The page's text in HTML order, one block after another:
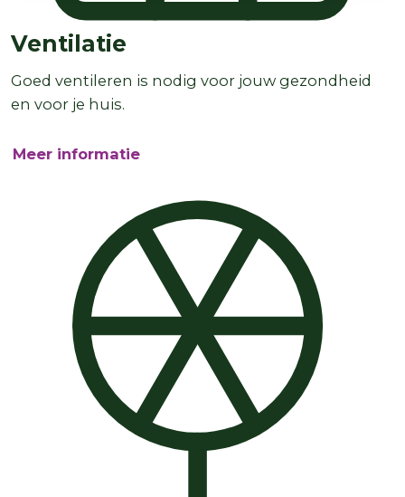
Ventilatie
Goed ventileren is nodig voor jouw gezondheid
en voor je huis.
Meer informatie